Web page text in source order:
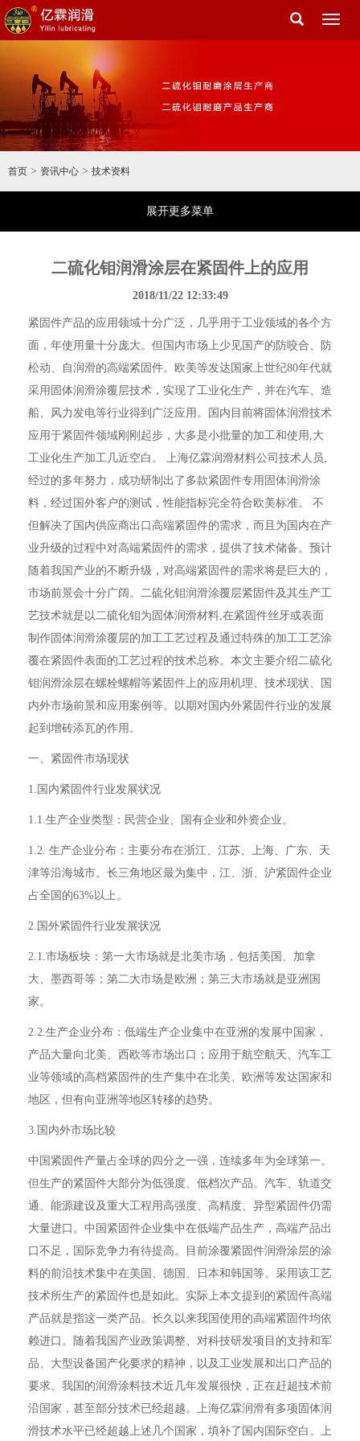
首页 > 资讯中心 > 技术资料
展开更多菜单
二硫化钼润滑涂层在紧固件上的应用
2018/11/22 12:33:49
紧固件产品的应用领域十分广泛，几乎用于工业领域的各个方
面，年使用量十分庞大。但国内市场上少见国产的防咬合、防
松动、自润滑的高端紧固件。欧美等发达国家上世纪80年代就
采用固体润滑涂覆层技术，实现了工业化生产，并在汽车、造
船、风力发电等行业得到广泛应用。国内目前将固体润滑技术
应用于紧固件领域刚刚起步，大多是小批量的加工和使用,大
工业化生产加工几近空白。 上海亿霖润滑材料公司技术人员,
经过的多年努力，成功研制出了多款紧固件专用固体润滑涂
料，经过国外客户的测试，性能指标完全符合欧美标准。 不
但解决了国内供应商出口高端紧固件的需求，而且为国内在产
业升级的过程中对高端紧固件的需求，提供了技术储备。预计
随着我国产业的不断升级，对高端紧固件的需求将是巨大的，
市场前景会十分广阔。二硫化钼润滑涂覆层紧固件及其生产工
艺技术就是以二硫化钼为固体润滑材料,在紧固件丝牙或表面
制作固体润滑涂覆层的加工工艺过程及通过特殊的加工工艺涂
覆在紧固件表面的工艺过程的技术总称。本文主要介绍二硫化
钼润滑涂层在螺栓螺帽等紧固件上的应用机理、技术现状、国
内外市场前景和应用案例等。以期对国内外紧固件行业的发展
起到增砖添瓦的作用。
一、紧固件市场现状
1.国内紧固件行业发展状况
1.1.生产企业类型：民营企业、国有企业和外资企业。
1.2. 生产企业分布：主要分布在浙江、江苏、上海、广东、天
津等沿海城市。长三角地区最为集中，江、浙、沪紧固件企业
占全国的63%以上。
2.国外紧固件行业发展状况
2.1.市场板块：第一大市场就是北美市场，包括美国、加拿
大、墨西哥等；第二大市场是欧洲；第三大市场就是亚洲国
家。
2.2.生产企业分布：低端生产企业集中在亚洲的发展中国家，
产品大量向北美、西欧等市场出口；应用于航空航天、汽车工
业等领域的高档紧固件的生产集中在北美、欧洲等发达国家和
地区，但有向亚洲等地区转移的趋势。
3.国内外市场比较
中国紧固件产量占全球的四分之一强，连续多年为全球第一。
但生产的紧固件大部分为低强度、低档次产品。汽车、轨道交
通、能源建设及重大工程用高强度、高精度、异型紧固件仍需
大量进口。中国紧固件企业集中在低端产品生产，高端产品出
口不足，国际竞争力有待提高。目前涂覆紧固件润滑涂层的涂
料的前沿技术集中在美国、德国、日本和韩国等。采用该工艺
技术所生产的紧固件也是如此。实际上本文提到的紧固件高端
产品就是指这一类产品。长久以来我国使用的高端紧固件均依
赖进口。随着我国产业政策调整、对科技研发项目的支持和军
品、大型设备国产化要求的精神，以及工业发展和出口产品的
要求。我国的润滑涂料技术近几年发展很快，正在赶超技术前
沿国家，甚至部分技术已经超越。上海亿霖润滑有多项固体润
滑技术水平已经超越上述几个国家，填补了国内国际空白。上